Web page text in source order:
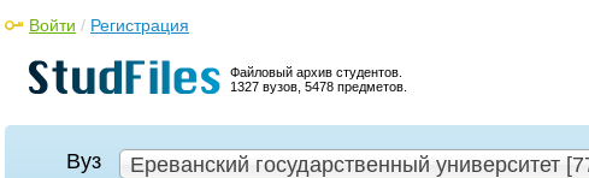
Файловый архив студентов.
1327 вузов, 5478 предметов.
Войти / Регистрация
Вуз
Ереванский государственный университет